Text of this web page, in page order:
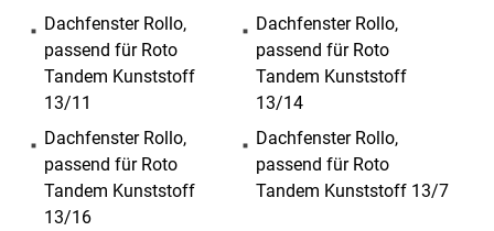
Dachfenster Rollo,
passend für Roto
Tandem Kunststoff
13/11
Dachfenster Rollo,
passend für Roto
Tandem Kunststoff
13/14
Dachfenster Rollo,
passend für Roto
Tandem Kunststoff
13/16
Dachfenster Rollo,
passend für Roto
Tandem Kunststoff 13/7